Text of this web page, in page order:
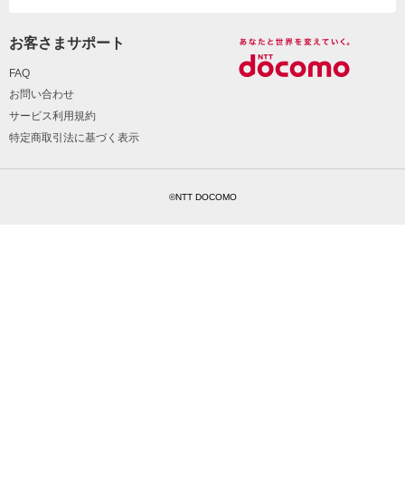
お客さまサポート
FAQ
お問い合わせ
サービス利用規約
特定商取引法に基づく表示
©NTT DOCOMO